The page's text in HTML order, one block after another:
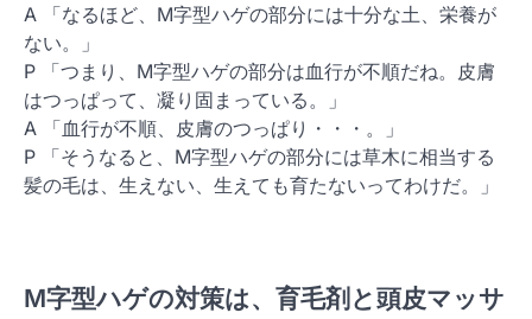
A 「なるほど、M字型ハゲの部分には十分な土、栄養が
ない。」
P 「つまり、M字型ハゲの部分は血行が不順だね。皮膚
はつっぱって、凝り固まっている。」
A 「血行が不順、皮膚のつっぱり・・・。」
P 「そうなると、M字型ハゲの部分には草木に相当する
髪の毛は、生えない、生えても育たないってわけだ。」
M字型ハゲの対策は、育毛剤と頭皮マッサ